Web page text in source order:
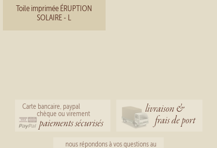
Toile imprimée ÉRUPTION
SOLAIRE - L
Carte bancaire, paypal
chèque ou virement
paiements sécurisés
livraison &
frais de port
nous répondons à vos questions au